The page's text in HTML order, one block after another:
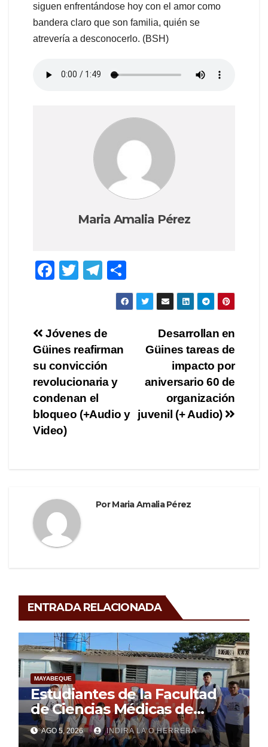
siguen enfrentándose hoy con el amor como
bandera claro que son familia, quién se
atrevería a desconocerlo. (BSH)
Maria Amalia Pérez
F
e
b
o
o
k
T
er
T
el
gr
a
m
o
m
Navegación
de
entradas
Desarrollan en
Güines tareas de
impacto por
aniversario 60 de
organización
juvenil (+ Audio)
Jóvenes de
Güines reafirman
su convicción
revolucionaria y
condenan el
bloqueo (+Audio y
Video)
PorMaria Amalia Pérez
ENTRADA RELACIONADA
MAYABEQUE
Estudiantes de la Facultad
de Ciencias Médicas de
Mayabeque realizan
pesquisa
AGO 5, 2026 INDIRA LA O HERRERA